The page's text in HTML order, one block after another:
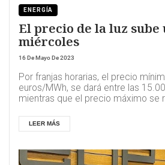
ENERGÍA
El precio de la luz sube
miércoles
16 De Mayo De 2023
Por franjas horarias, el precio
euros/MWh, se dará entre las
mientras que el precio máximo se
LEER MÁS